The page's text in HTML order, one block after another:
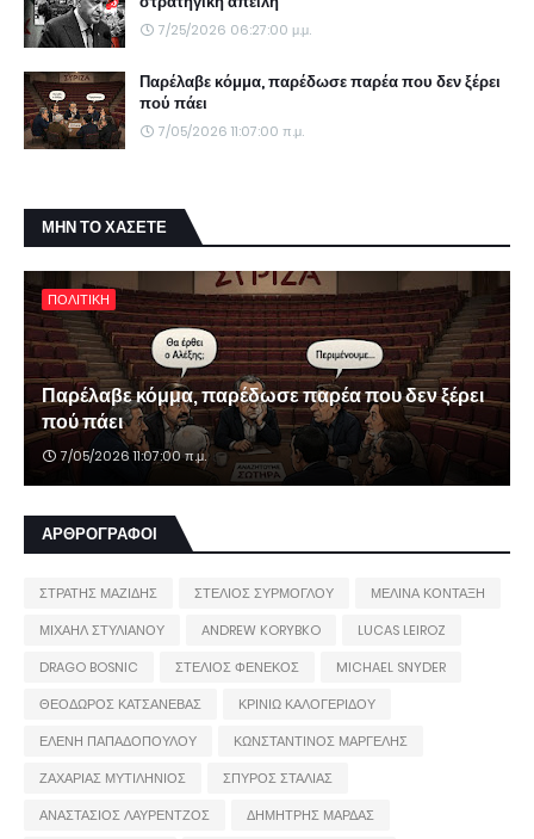
7/25/2026 06:27:00 μ.μ.
Παρέλαβε κόμμα, παρέδωσε παρέα που δεν ξέρει
πού πάει
7/05/2026 11:07:00 π.μ.
ΜΗΝ ΤΟ ΧΑΣΕΤΕ
ΠΟΛΙΤΙΚΗ
Παρέλαβε κόμμα, παρέδωσε παρέα που δεν ξέρει
πού πάει
7/05/2026 11:07:00 π.μ.
ΑΡΘΡΟΓΡΑΦΟΙ
ΣΤΡΑΤΗΣ ΜΑΖΙΔΗΣ ΣΤΕΛΙΟΣ ΣΥΡΜΟΓΛΟΥ
ΜΕΛΙΝΑ ΚΟΝΤΑΞΗ
ΜΙΧΑΗΛ ΣΤΥΛΙΑΝΟΥ
ANDREW KORYBKO
LUCAS LEIROZ
DRAGO BOSNIC
ΣΤΕΛΙΟΣ ΦΕΝΕΚΟΣ
MICHAEL SNYDER
ΘΕΟΔΩΡΟΣ ΚΑΤΣΑΝΕΒΑΣ
ΚΡΙΝΙΩ ΚΑΛΟΓΕΡΙΔΟΥ
ΕΛΕΝΗ ΠΑΠΑΔΟΠΟΥΛΟΥ
ΚΩΝΣΤΑΝΤΙΝΟΣ ΜΑΡΓΕΛΗΣ
ΖΑΧΑΡΙΑΣ ΜΥΤΙΛΗΝΙΟΣ
ΣΠΥΡΟΣ ΣΤΑΛΙΑΣ
ΑΝΑΣΤΑΣΙΟΣ ΛΑΥΡΕΝΤΖΟΣ
ΔΗΜΗΤΡΗΣ ΜΑΡΔΑΣ